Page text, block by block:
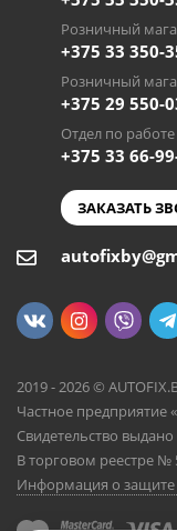
Розничный
+375 33 350-
Розничный
+375 29 550-
Отдел по
+375 33 66-
ЗАКАЗАТЬ
2019 - 2026 ©
Частное предприятие
Свидетельство
В торговом реестре №
Информация о защите